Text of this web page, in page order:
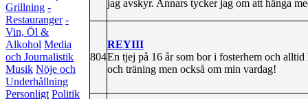
Grillning -
Restauranger -
Vin, Öl &
Alkohol Media
och Journalistik
Musik Nöje och
Underhållning
Personligt Politik
jag avskyr. Annars tycker jag om att hänga
804
REYIII
En tjej på 16 år som bor i fosterhem och
och träning men också om min vardag!